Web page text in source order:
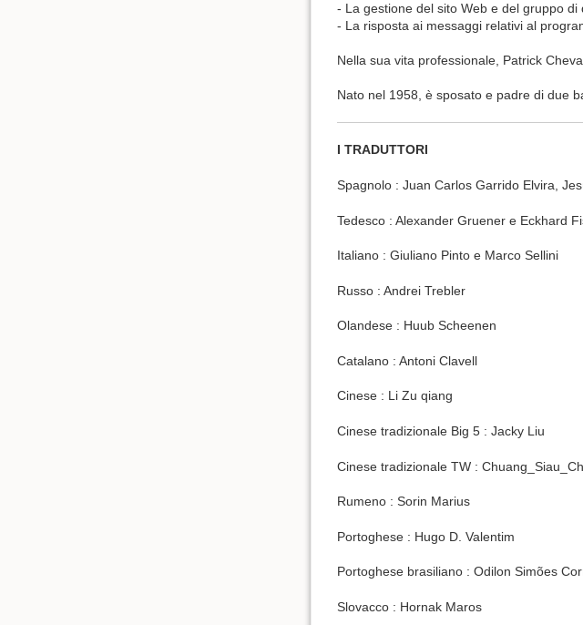
- La gestione del sito Web e del gruppo di
- La risposta ai messaggi relativi al
Nella sua vita professionale, Patrick
Nato nel 1958, è sposato e padre di due
I TRADUTTORI
Spagnolo : Juan Carlos Garrido Elvira,
Tedesco : Alexander Gruener e Eckhard
Italiano : Giuliano Pinto e Marco Sellini
Russo : Andrei Trebler
Olandese : Huub Scheenen
Catalano : Antoni Clavell
Cinese : Li Zu qiang
Cinese tradizionale Big 5 : Jacky Liu
Cinese tradizionale TW :
Rumeno : Sorin Marius
Portoghese : Hugo D. Valentim
Portoghese brasiliano : Odilon Simões
Slovacco : Hornak Maros